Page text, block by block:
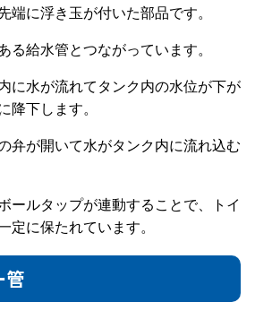
端に浮き玉が付いた部品です。
る給水管とつながっています。
に水が流れてタンク内の水位が下が
降下します。
弁が開いて水がタンク内に流れ込む
ールタップが連動することで、トイ
定に保たれています。
管